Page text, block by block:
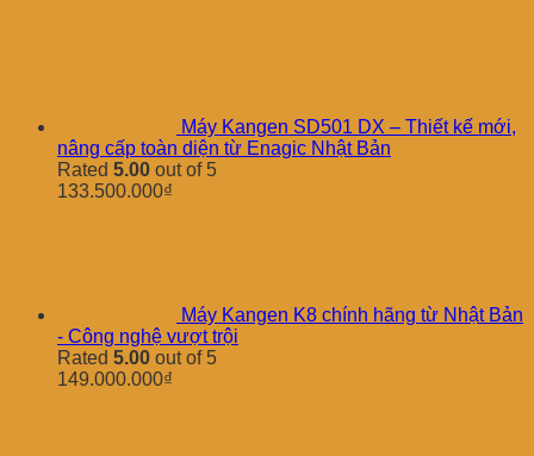
Máy Kangen SD501 DX – Thiết kế mới,
nâng cấp toàn diện từ Enagic Nhật Bản
Rated 5.00 out of 5
133.500.000₫
Máy Kangen K8 chính hãng từ Nhật Bản
- Công nghệ vượt trội
Rated 5.00 out of 5
149.000.000₫